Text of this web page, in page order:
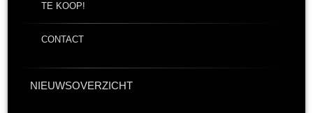
TE KOOP!
CONTACT
NIEUWSOVERZICHT